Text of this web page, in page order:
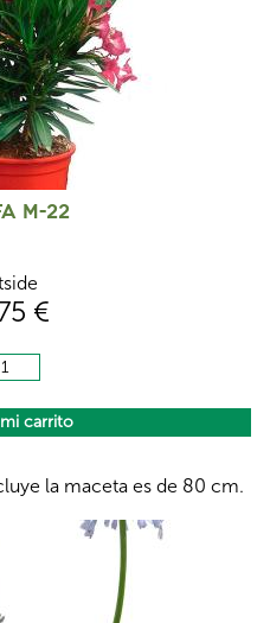
M-22
€
la maceta es de 80 cm.